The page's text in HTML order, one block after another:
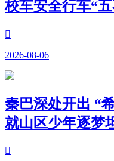
校车安全行车“

2026-08-06
秦巴深处开出 “
就山区少年逐梦
